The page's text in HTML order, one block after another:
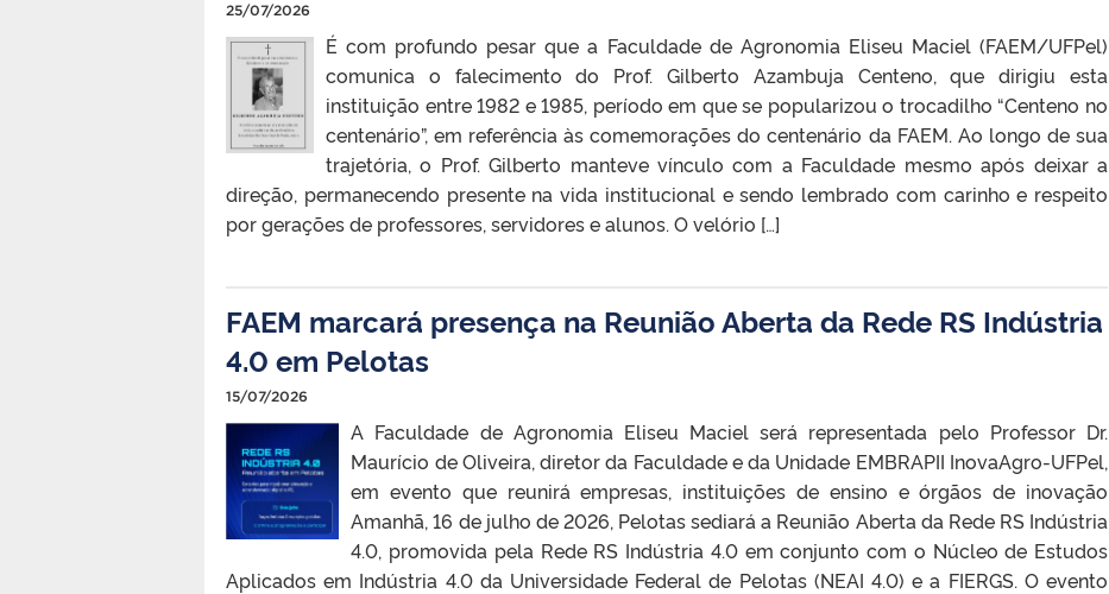
25/07/2026
É com profundo pesar que a Faculdade de Agronomia Eliseu Maciel (FAEM/UFPel)
comunica o falecimento do Prof. Gilberto Azambuja Centeno, que dirigiu esta
instituição entre 1982 e 1985, período em que se popularizou o trocadilho “Centeno no
centenário”, em referência às comemorações do centenário da FAEM. Ao longo de sua
trajetória, o Prof. Gilberto manteve vínculo com a Faculdade mesmo após deixar a
direção, permanecendo presente na vida institucional e sendo lembrado com carinho e respeito
por gerações de professores, servidores e alunos. O velório […]
FAEM marcará presença na Reunião Aberta da Rede RS Indústria
4.0 em Pelotas
15/07/2026
A Faculdade de Agronomia Eliseu Maciel será representada pelo Professor Dr.
Maurício de Oliveira, diretor da Faculdade e da Unidade EMBRAPII InovaAgro-UFPel,
em evento que reunirá empresas, instituições de ensino e órgãos de inovação
Amanhã, 16 de julho de 2026, Pelotas sediará a Reunião Aberta da Rede RS Indústria
4.0, promovida pela Rede RS Indústria 4.0 em conjunto com o Núcleo de Estudos
Aplicados em Indústria 4.0 da Universidade Federal de Pelotas (NEAI 4.0) e a FIERGS. O evento